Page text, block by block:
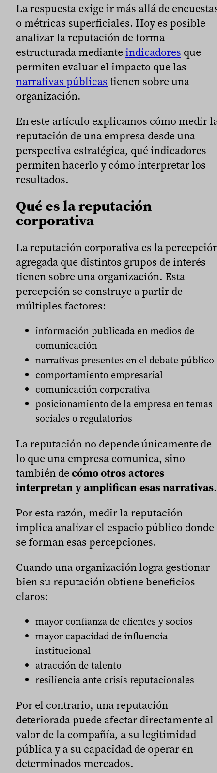
La respuesta exige ir más allá de
o métricas superficiales. Hoy es posible
analizar la reputación de forma
estructurada mediante indicadores que
permiten evaluar el impacto que las
narrativas públicas tienen sobre una
organización.
En este artículo explicamos cómo medir
reputación de una empresa desde una
perspectiva estratégica, qué indicadores
permiten hacerlo y cómo interpretar los
resultados.
Qué es la reputación
corporativa
La reputación corporativa es la
agregada que distintos grupos de interés
tienen sobre una organización. Esta
percepción se construye a partir de
múltiples factores:
información publicada en medios de
comunicación
narrativas presentes en el debate público
comportamiento empresarial
comunicación corporativa
posicionamiento de la empresa en temas
sociales o regulatorios
La reputación no depende únicamente de
lo que una empresa comunica, sino
también de cómo otros actores
interpretan y amplifican esas narrativas.
Por esta razón, medir la reputación
implica analizar el espacio público donde
se forman esas percepciones.
Cuando una organización logra gestionar
bien su reputación obtiene beneficios
claros:
mayor confianza de clientes y socios
mayor capacidad de influencia
institucional
atracción de talento
resiliencia ante crisis reputacionales
Por el contrario, una reputación
deteriorada puede afectar directamente al
valor de la compañía, a su legitimidad
pública y a su capacidad de operar en
determinados mercados.